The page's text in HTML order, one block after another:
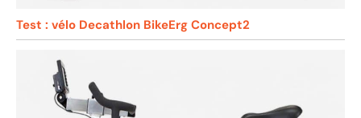
Test : vélo Decathlon BikeErg Concept2